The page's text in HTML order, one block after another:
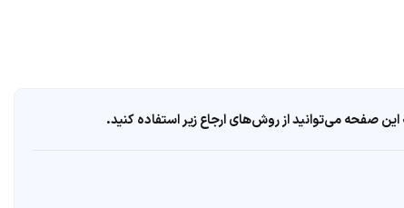
صفحه می‌توانید از روش‌های ارجاع زیر استفاده کنید.